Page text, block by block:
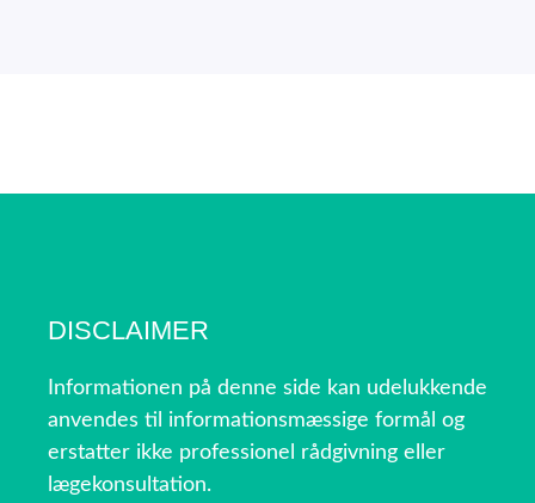
DISCLAIMER
Informationen på denne side kan udelukkende
anvendes til informationsmæssige formål og
erstatter ikke professionel rådgivning eller
lægekonsultation.